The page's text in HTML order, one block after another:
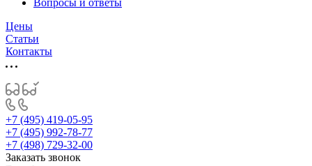
Вопросы и ответы
Цены
Статьи
Контакты
+7 (495) 419-05-95
+7 (495) 992-78-77
+7 (498) 729-32-00
Заказать звонок